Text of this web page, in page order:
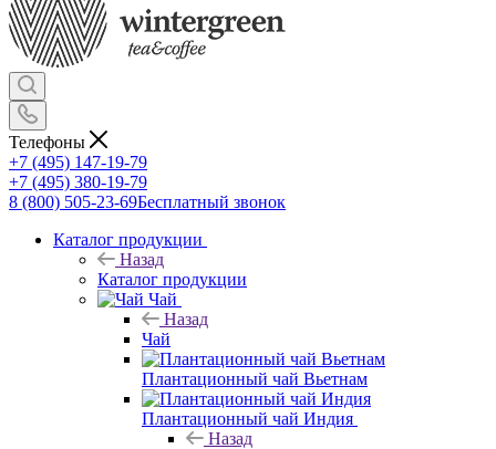
Телефоны
+7 (495) 147-19-79
+7 (495) 380-19-79
8 (800) 505-23-69Бесплатный звонок
Каталог продукции
Назад
Каталог продукции
Чай
Назад
Чай
Плантационный чай Вьетнам
Плантационный чай Индия
Назад